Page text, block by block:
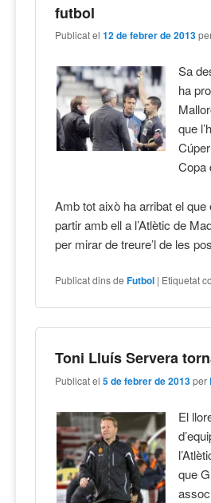
futbol
Publicat el12 de febrer de 2013
Sa
ha
que
Copa
Amb tot això ha arribat el
partir amb ell a l’Atlètic de
per mirar de treure’l de les
Publicat dins de Futbol | Etiquetat
Toni Lluís Servera
Publicat el5 de febrer de 2013 per
El
que